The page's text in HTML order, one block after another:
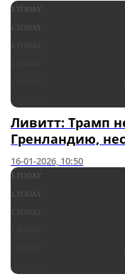
Ливитт: Трамп
Гренландию,
16-01-2026, 10:50